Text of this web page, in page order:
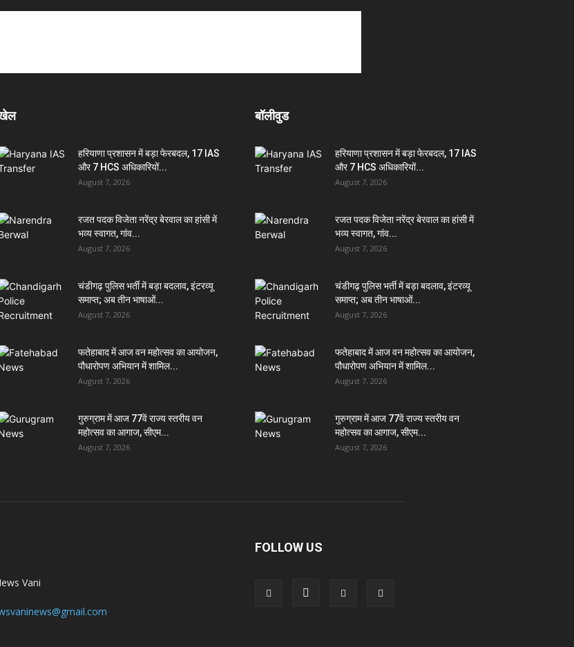
हरियाणा प्रशासन में बड़ा फेरबदल, 17 IAS
और 7 HCS अधिकारियों...
August 7, 2026
रजत पदक विजेता नरेंद्र बेरवाल का हांसी में
भव्य स्वागत, गांव...
August 7, 2026
चंडीगढ़ पुलिस भर्ती में बड़ा बदलाव, इंटरव्यू
समाप्त; अब तीन भाषाओं...
August 7, 2026
फतेहाबाद में आज वन महोत्सव का आयोजन,
पौधारोपण अभियान में शामिल...
August 7, 2026
गुरुग्राम में आज 77वें राज्य स्तरीय वन
महोत्सव का आगाज, सीएम...
August 7, 2026
बॉलीवुड
हरियाणा प्रशासन में बड़ा फेरबदल, 17 IAS
और 7 HCS अधिकारियों...
August 7, 2026
रजत पदक विजेता नरेंद्र बेरवाल का हांसी में
भव्य स्वागत, गांव...
August 7, 2026
चंडीगढ़ पुलिस भर्ती में बड़ा बदलाव, इंटरव्यू
समाप्त; अब तीन भाषाओं...
August 7, 2026
फतेहाबाद में आज वन महोत्सव का आयोजन,
पौधारोपण अभियान में शामिल...
August 7, 2026
गुरुग्राम में आज 77वें राज्य स्तरीय वन
महोत्सव का आगाज, सीएम...
August 7, 2026
Vani
FOLLOW US